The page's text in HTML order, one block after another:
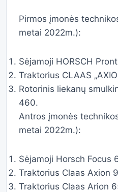
Pirmos įmonės
metai 2022m.):
Sėjamoji HORSCH
Traktorius CLAAS
Rotorinis liekanų
460.
Antros įmonės
metai 2022m.):
Sėjamoji Horsch Focus
Traktorius Claas Axion
Traktorius Claas Arion